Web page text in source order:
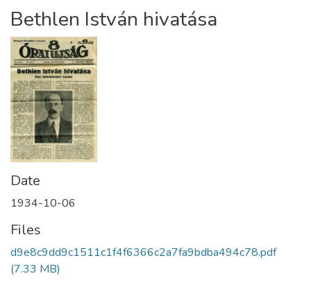
Statistics
About us
Bethlen István hivatása
Date
1934-10-06
Files
d9e8c9dd9c1511c1f4f6366c2a7fa9bdba494c78.pdf
(7.33 MB)